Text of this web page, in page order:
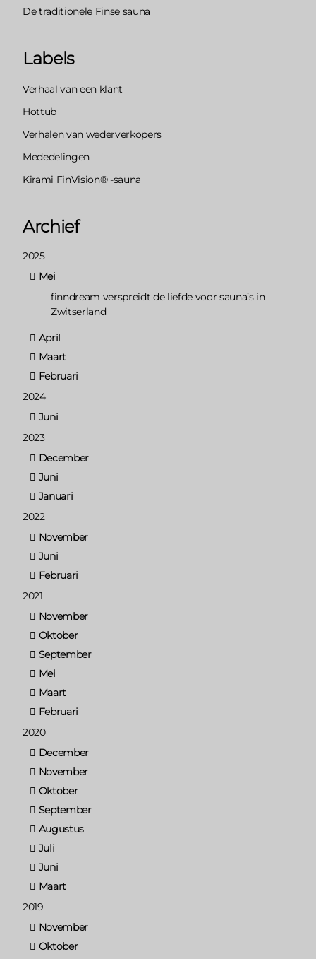
De traditionele Finse sauna
Labels
Verhaal van een klant
Hottub
Verhalen van wederverkopers
Mededelingen
Kirami FinVision® -sauna
Archief
2025
Mei
finndream verspreidt de liefde voor sauna’s in
Zwitserland
April
Maart
Februari
2024
Juni
2023
December
Juni
Januari
2022
November
Juni
Februari
2021
November
Oktober
September
Mei
Maart
Februari
2020
December
November
Oktober
September
Augustus
Juli
Juni
Maart
2019
November
Oktober